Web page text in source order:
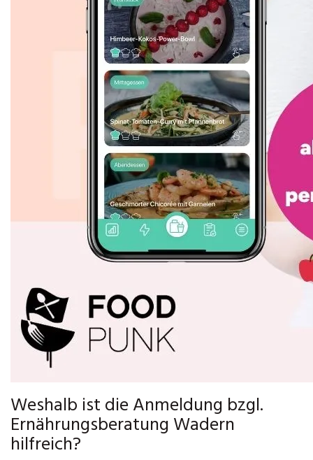
Weshalb ist die Anmeldung bzgl.
Ernährungsberatung Wadern
hilfreich?